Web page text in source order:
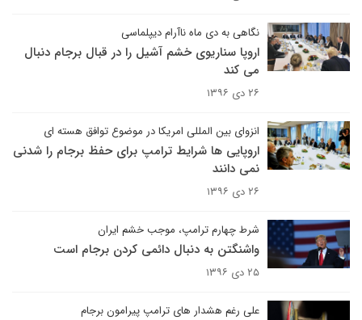
نگاهی به دی ماه ناآرام دیپلماسی
اروپا سناریوی خشم آشیل را در قبال برجام دنبال
می کند
۲۶ دی ۱۳۹۶
انزوای بین المللی امریکا در موضوع توافق هسته ای
اروپایی ها شرایط ترامپ برای حفظ برجام را شدنی
نمی دانند
۲۶ دی ۱۳۹۶
شرط چهارم ترامپ، موجب خشم ایران
واشنگتن به دنبال دائمی کردن برجام است
۲۵ دی ۱۳۹۶
علی رغم هشدار های ترامپ پیرامون برجام